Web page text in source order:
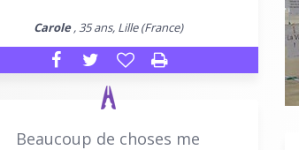
Carole, 35 ans, Lille (France)
Beaucoup de choses me